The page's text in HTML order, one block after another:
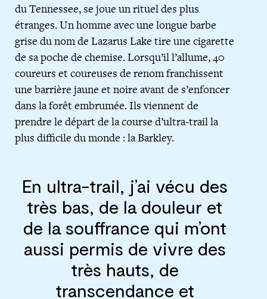
du Tennessee, se joue un rituel des plus
étranges. Un homme avec une longue barbe
grise du nom de Lazarus Lake tire une cigarette
de sa poche de chemise. Lorsqu’il l’allume, 40
coureurs et coureuses de renom franchissent
une barrière jaune et noire avant de s’enfoncer
dans la forêt embrumée. Ils viennent de
prendre le départ de la course d’ultra-trail la
plus difficile du monde : la Barkley.
En ultra-trail, j’ai vécu des
très bas, de la douleur et
de la souffrance qui m’ont
aussi permis de vivre des
très hauts, de
transcendance et